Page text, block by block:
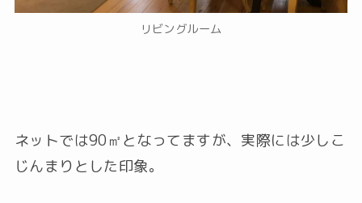
リビングルーム
ネットでは90㎡となってますが、実際には少しこ
じんまりとした印象。